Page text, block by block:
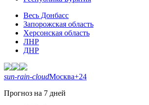
Весь Донбасс
Запорожская область
Херсонская область
ЛНР
ДНР
sun-rain-cloudМосква+24
Прогноз на 7 дней